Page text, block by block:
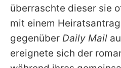
Utiq
überraschte dieser sie
mit einem
gegenüber Daily Mail
ereignete sich der